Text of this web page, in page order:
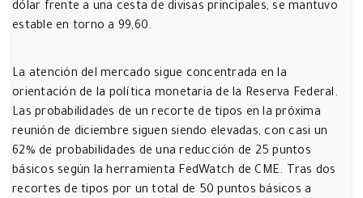
dólar frente a una cesta de divisas principales, se mantuvo
estable en torno a 99,60.
La atención del mercado sigue concentrada en la
orientación de la política monetaria de la Reserva Federal.
Las probabilidades de un recorte de tipos en la próxima
reunión de diciembre siguen siendo elevadas, con casi un
62% de probabilidades de una reducción de 25 puntos
básicos según la herramienta FedWatch de CME. Tras dos
recortes de tipos por un total de 50 puntos básicos a